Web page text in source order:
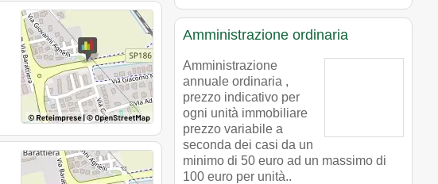
Amministrazione ordinaria
Amministrazione
annuale ordinaria ,
prezzo indicativo per
ogni unità immobiliare
prezzo variabile a
seconda dei casi da un
minimo di 50 euro ad un massimo di
100 euro per unità..